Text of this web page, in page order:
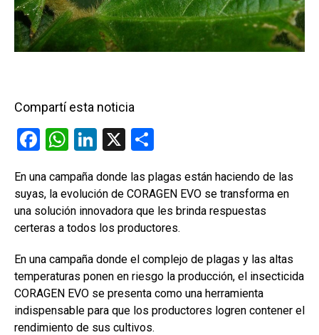
Compartí esta noticia
F
ce
b
o
o
k
W
at
s
A
p
p
Li
ke
dI
n
X
m
p
ar
tir
En una campaña donde las plagas están haciendo de las
suyas, la evolución de CORAGEN EVO se transforma en
una solución innovadora que les brinda respuestas
certeras a todos los productores.
En una campaña donde el complejo de plagas y las altas
temperaturas ponen en riesgo la producción, el insecticida
CORAGEN EVO se presenta como una herramienta
indispensable para que los productores logren contener el
rendimiento de sus cultivos.